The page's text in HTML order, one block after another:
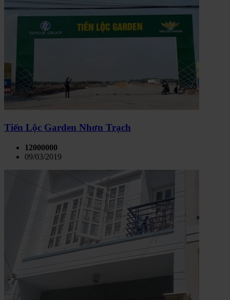
Tiến Lộc Garden Nhơn Trạch
12000000
09/03/2019